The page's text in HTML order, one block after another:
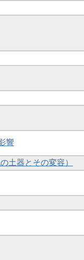
響
土器とその変容）